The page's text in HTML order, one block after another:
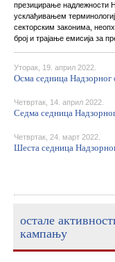
презицирање надлежности
усклађивањем
секторским законима,
број и трајање емисија за
Уторак, 19. април 2022.
Осма седница
Четвртак, 14. април 2022.
Седма седница
Четвртак, 24. март 2022.
Шеста седница
остале
кампању